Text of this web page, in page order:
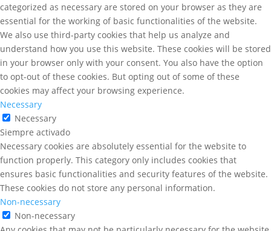
categorized as necessary are stored on your browser as they are
essential for the working of basic functionalities of the website.
We also use third-party cookies that help us analyze and
understand how you use this website. These cookies will be stored
in your browser only with your consent. You also have the option
to opt-out of these cookies. But opting out of some of these
cookies may affect your browsing experience.
Necessary
Necessary
Siempre activado
Necessary cookies are absolutely essential for the website to
function properly. This category only includes cookies that
ensures basic functionalities and security features of the website.
These cookies do not store any personal information.
Non-necessary
Non-necessary